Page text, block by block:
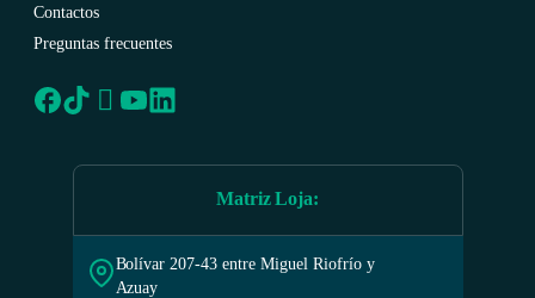
Contactos
Preguntas frecuentes
Matriz Loja:
Bolívar 207-43 entre Miguel Riofrío y
Azuay